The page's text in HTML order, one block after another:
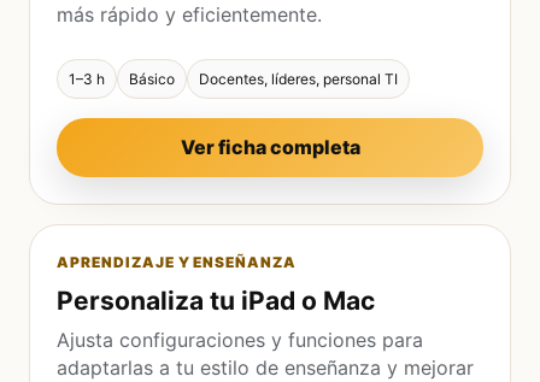
más rápido y eficientemente.
1–3 h Básico Docentes, líderes, personal TI
Ver ficha completa
APRENDIZAJE Y ENSEÑANZA
Personaliza tu iPad o Mac
Ajusta configuraciones y funciones para
adaptarlas a tu estilo de enseñanza y mejorar